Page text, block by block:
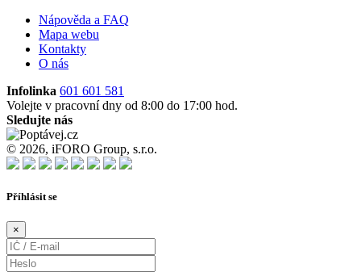
Nápověda a FAQ
Mapa webu
Kontakty
O nás
Infolinka 601 601 581
Volejte v pracovní dny od 8:00 do 17:00 hod.
Sledujte nás
© 2026, iFORO Group, s.r.o.
Příhlásit se
×